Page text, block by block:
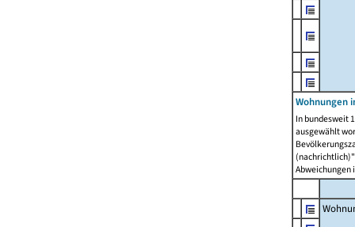
Wohnungen
In bundesweit
ausgewählt
Abweichungen